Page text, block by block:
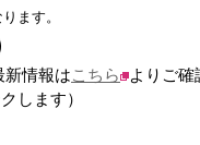
ます。
情報はこちら よりご確
します）